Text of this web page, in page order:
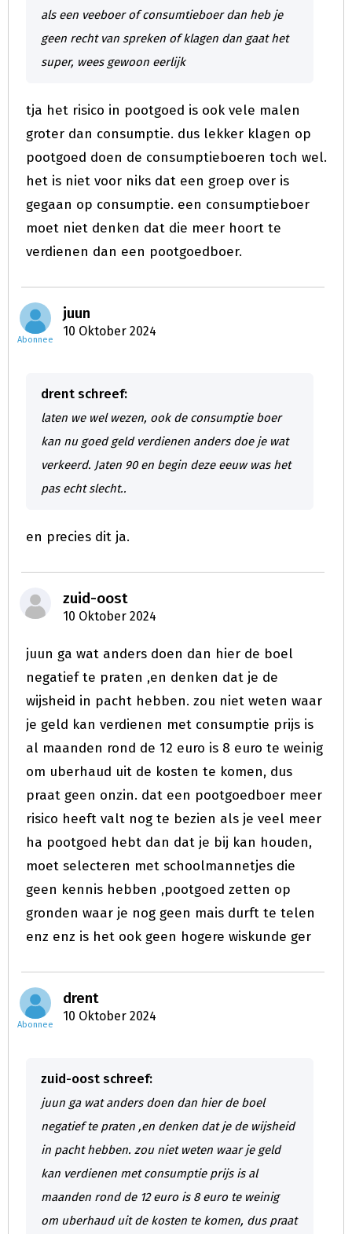
als een veeboer of consumtieboer dan heb je
geen recht van spreken of klagen dan gaat het
super, wees gewoon eerlijk
tja het risico in pootgoed is ook vele malen
groter dan consumptie. dus lekker klagen op
pootgoed doen de consumptieboeren toch wel.
het is niet voor niks dat een groep over is
gegaan op consumptie. een consumptieboer
moet niet denken dat die meer hoort te
verdienen dan een pootgoedboer.
Abonnee
juun
10 Oktober 2024
drent schreef:
laten we wel wezen, ook de consumptie boer
kan nu goed geld verdienen anders doe je wat
verkeerd. Jaten 90 en begin deze eeuw was het
pas echt slecht..
en precies dit ja.
zuid-oost
10 Oktober 2024
juun ga wat anders doen dan hier de boel
negatief te praten ,en denken dat je de
wijsheid in pacht hebben. zou niet weten waar
je geld kan verdienen met consumptie prijs is
al maanden rond de 12 euro is 8 euro te weinig
om uberhaud uit de kosten te komen, dus
praat geen onzin. dat een pootgoedboer meer
risico heeft valt nog te bezien als je veel meer
ha pootgoed hebt dan dat je bij kan houden,
moet selecteren met schoolmannetjes die
geen kennis hebben ,pootgoed zetten op
gronden waar je nog geen mais durft te telen
enz enz is het ook geen hogere wiskunde ger
Abonnee
drent
10 Oktober 2024
zuid-oost schreef:
juun ga wat anders doen dan hier de boel
negatief te praten ,en denken dat je de wijsheid
in pacht hebben. zou niet weten waar je geld
kan verdienen met consumptie prijs is al
maanden rond de 12 euro is 8 euro te weinig
om uberhaud uit de kosten te komen, dus praat